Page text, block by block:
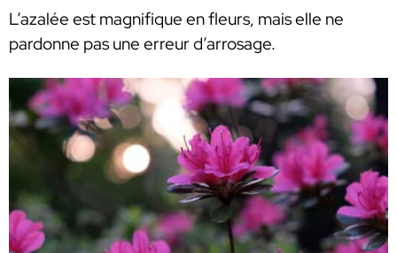
L’azalée est magnifique en fleurs, mais elle ne
pardonne pas une erreur d’arrosage.